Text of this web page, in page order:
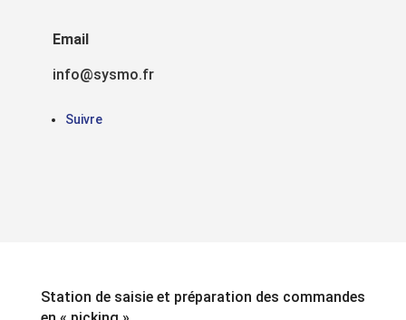
Station de saisie et préparation des commandes
Email
info@sysmo.fr
Suivre